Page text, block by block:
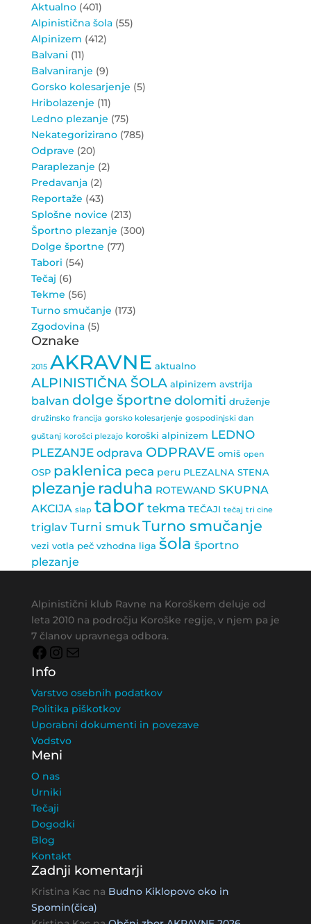
Aktualno(401)
Alpinistična šola(55)
Alpinizem (412)
Balvani (11)
Balvaniranje (9)
Gorsko kolesarjenje (5)
Hribolazenje (11)
Ledno plezanje (75)
Nekategorizirano(785)
Odprave (20)
Paraplezanje (2)
Predavanja(2)
Reportaže (43)
Splošne novice (213)
Športno plezanje (300)
Dolge športne (77)
Tabori (54)
Tečaj (6)
Tekme (56)
Turno smučanje (173)
Zgodovina(5)
Oznake
2015 AKRAVNE aktualno
ALPINISTIČNA ŠOLA alpinizem avstrija
balvan dolge športnedolomiti druženje
družinsko francija gorsko kolesarjenje gospodinjski dan
guštanj korošci plezajo koroški alpinizem LEDNO
PLEZANJE odprava ODPRAVE omiš open
OSP paklenica peca peru PLEZALNA STENA
plezanje raduha ROTEWAND SKUPNA
AKCIJA slap tabor tekma TEČAJI tečaj tri cine
triglav Turni smuk Turno smučanje
vezi votla peč vzhodna liga šola športno
plezanje
Alpinistični klub Ravne na Koroškem deluje od
leta 2010 na področju Koroške regije, v njem pa je
7 članov upravnega odbora.
Facebook
Instagram
Info
Varstvo osebnih podatkov
Politika piškotkov
Uporabni dokumenti in povezave
Vodstvo
Meni
O nas
Urniki
Tečaji
Dogodki
Blog
Kontakt
Zadnji komentarji
Kristina Kac na Budno Kiklopovo oko in
Spomin(čica)